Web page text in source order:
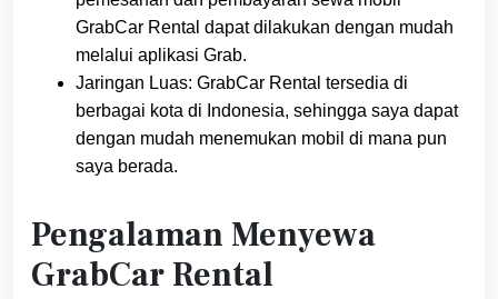
GrabCar Rental dapat dilakukan dengan mudah
melalui aplikasi Grab.
Jaringan Luas: GrabCar Rental tersedia di
berbagai kota di Indonesia, sehingga saya dapat
dengan mudah menemukan mobil di mana pun
saya berada.
Pengalaman Menyewa
GrabCar Rental